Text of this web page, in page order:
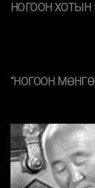
НОГООН ХОТЫН
“НОГООН